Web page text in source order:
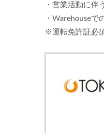
・営業活動に伴
・Warehouse
※運転免許証必